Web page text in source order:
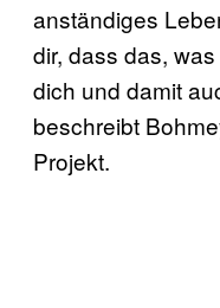
anständiges
dir, dass das,
dich und damit
beschreibt
Projekt.